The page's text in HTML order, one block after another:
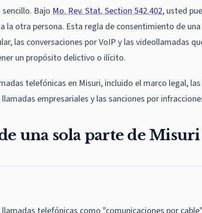
Bajo Mo. Rev. Stat. Section 542.402, usted
la otra persona. Esta regla de consentimiento de
las conversaciones por VoIP y las videollamadas
un propósito delictivo o ilícito.
telefónicas en Misuri, incluido el marco legal, las
empresariales y las sanciones por
una sola parte de